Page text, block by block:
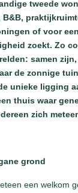
tweede
B&B,
of voor
zoekt. Zo
samen
de zonnige
unieke ligging
thuis waar
zich
grond
een welkom